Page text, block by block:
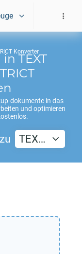
Konverter
inTEXT
dokumente in das
und optimieren
zu TEX…